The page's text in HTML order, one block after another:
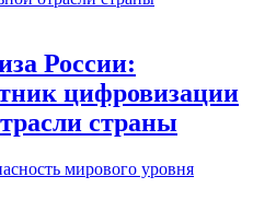
России:
цифровизации
страны